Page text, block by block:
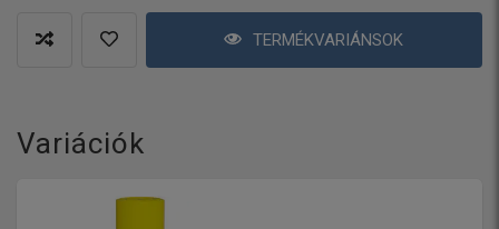
TERMÉKVARIÁNSOK
Variációk